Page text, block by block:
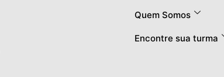
Quem Somos
Encontre sua turma